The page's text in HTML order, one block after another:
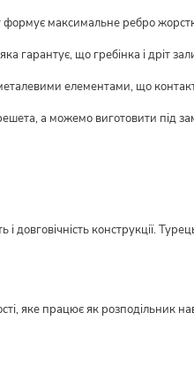
максимальне ребро
гарантує, що гребінка і дріт
елементами, що
а можемо виготовити
конструкції.
яке працює як розподільник